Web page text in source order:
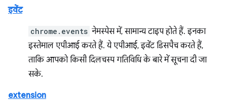
इवेंट
chrome.events नेमस्पेस में, सामान्य टाइप होते हैं. इनका
इस्तेमाल एपीआई करते हैं. ये एपीआई, इवेंट डिसपैच करते हैं,
ताकि आपको किसी दिलचस्प गतिविधि के बारे में सूचना दी जा
सके.
extension